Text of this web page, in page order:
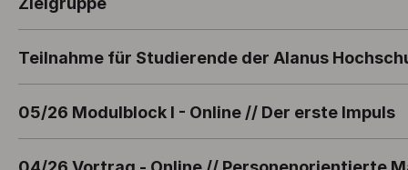
Teilnahme für Studierende der Alanus
05/26 Modulblock I - Online // Der erste Impuls